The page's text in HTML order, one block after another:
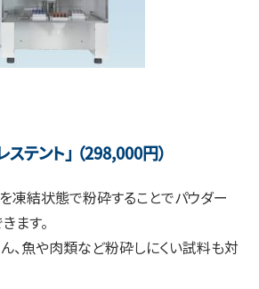
テント」 （298,000円）
凍結状態で粉砕することでパウダー
ます。
、魚や肉類など粉砕しにくい試料も対